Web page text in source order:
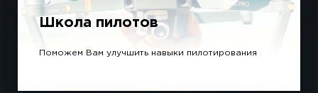
Школа пилотов
Поможем Вам улучшить навыки пилотирования